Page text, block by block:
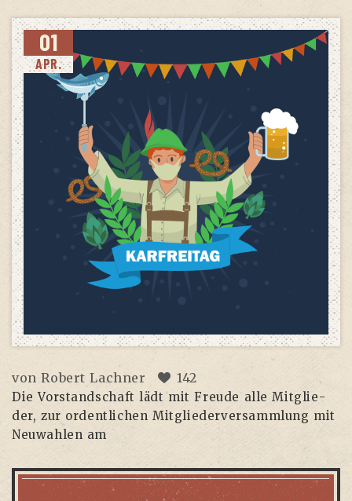
01
APR.
vonRobert Lachner 142
Die Vor­stand­schaft lädt mit Freu­de alle Mit­glie­
der, zur ordent­li­chen Mit­glie­der­ver­samm­lung mit
Neu­wah­len am